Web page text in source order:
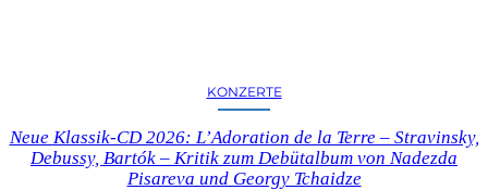
KONZERTE
Neue Klassik-CD 2026: L’Adoration de la Terre – Stravinsky,
Debussy, Bartók – Kritik zum Debütalbum von Nadezda
Pisareva und Georgy Tchaidze